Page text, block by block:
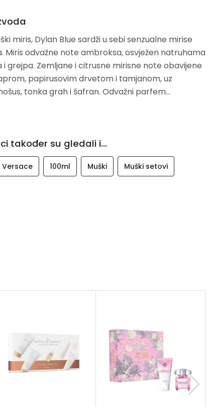
miris, Dylan Blue sardži u sebi senzualne mirise
Miris odvažne note ambroksa, osvježen natruhama
mirisne note obavijene
papirusovim drvetom i tamjanom, uz
tonka grah i šafran. Odvažni parfem
u plavoj, geometrijskoj bočici obogaćenoj zlatnim
na Sredozemno more i pijesak.
također su gledali i...
Versace 100ml Muški Muški setovi